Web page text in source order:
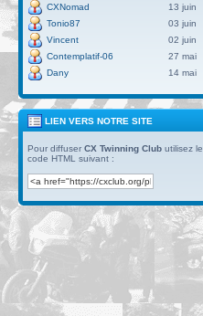
CXNomad
13 juin
Tonio87
03 juin
Vincent
02 juin
Contemplatif-06
27 mai
Dany
14 mai
LIEN VERS NOTRE SITE
Pour diffuser CX Twinning Club utilisez le
code HTML suivant :